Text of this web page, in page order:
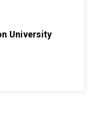
University